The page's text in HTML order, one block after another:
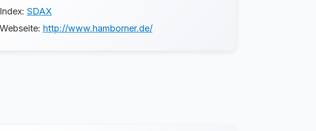
Index: SDAX
Webseite: http://www.hamborner.de/